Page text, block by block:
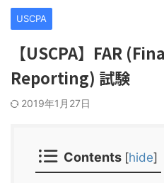
USCPA
【USCPA】FAR
Reporting) 試験
2019年1月27日
Contents [hide]